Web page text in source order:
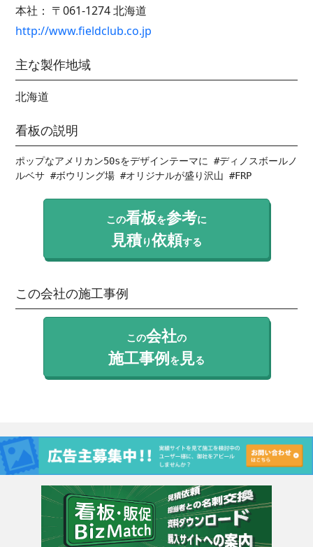
本社： 〒061-1274北海道
http://www.fieldclub.co.jp
主な製作地域
北海道
看板の説明
ポップなアメリカン50sをデザインテーマに #ディノスボールノ
ルベサ #ボウリング場 #オリジナルが盛り沢山 #FRP
この看板を参考に
見積り依頼する
この会社の施工事例
この会社の
施工事例を 見る